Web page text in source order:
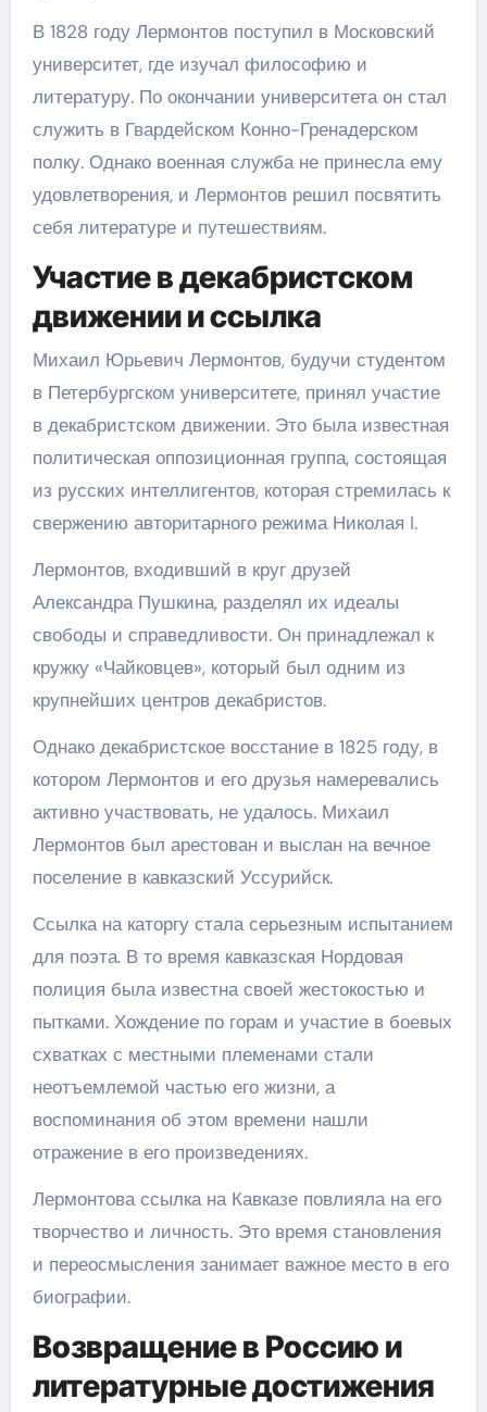
В 1828 году Лермонтов поступил в Московский
университет, где изучал философию и
литературу. По окончании университета он стал
служить в Гвардейском Конно-Гренадерском
полку. Однако военная служба не принесла ему
удовлетворения, и Лермонтов решил посвятить
себя литературе и путешествиям.
Участие в декабристском
движении и ссылка
Михаил Юрьевич Лермонтов, будучи студентом
в Петербургском университете, принял участие
в декабристском движении. Это была известная
политическая оппозиционная группа, состоящая
из русских интеллигентов, которая стремилась к
свержению авторитарного режима Николая I.
Лермонтов, входивший в круг друзей
Александра Пушкина, разделял их идеалы
свободы и справедливости. Он принадлежал к
кружку «Чайковцев», который был одним из
крупнейших центров декабристов.
Однако декабристское восстание в 1825 году, в
котором Лермонтов и его друзья намеревались
активно участвовать, не удалось. Михаил
Лермонтов был арестован и выслан на вечное
поселение в кавказский Уссурийск.
Ссылка на каторгу стала серьезным испытанием
для поэта. В то время кавказская Нордовая
полиция была известна своей жестокостью и
пытками. Хождение по горам и участие в боевых
схватках с местными племенами стали
неотъемлемой частью его жизни, а
воспоминания об этом времени нашли
отражение в его произведениях.
Лермонтова ссылка на Кавказе повлияла на его
творчество и личность. Это время становления
и переосмысления занимает важное место в его
биографии.
Возвращение в Россию и
литературные достижения